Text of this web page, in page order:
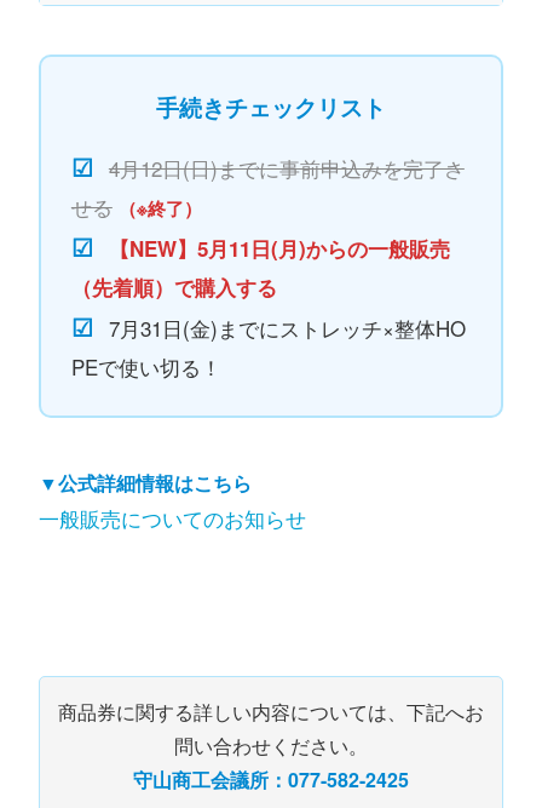
手続きチェックリスト
☑ 4月12日(日)までに事前申込みを完了さ
せる
（※終了）
☑
【NEW】5月11日(月)からの一般販売
（先着順）で購入する
☑ 7月31日(金)までにストレッチ×整体HO
PEで使い切る！
▼公式詳細情報はこちら
一般販売についてのお知らせ
商品券に関する詳しい内容については、下記へお
問い合わせください。
守山商工会議所：077-582-2425